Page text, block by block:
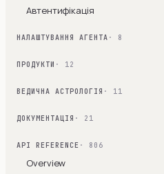
Автентифікація
НАЛАШТУВАННЯ АГЕНТА · 8
ПРОДУКТИ · 12
ВЕДИЧНА АСТРОЛОГІЯ · 11
ДОКУМЕНТАЦІЯ · 21
API REFERENCE · 806
Overview